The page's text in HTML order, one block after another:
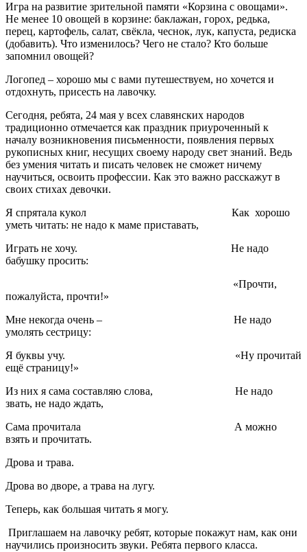
Игра на развитие зрительной памяти «Корзина с овощами».
Не менее 10 овощей в корзине: баклажан, горох, редька,
перец, картофель, салат, свёкла, чеснок, лук, капуста, редиска
(добавить). Что изменилось? Чего не стало? Кто больше
запомнил овощей?
Логопед – хорошо мы с вами путешествуем, но хочется и
отдохнуть, присесть на лавочку.
Сегодня, ребята, 24 мая у всех славянских народов
традиционно отмечается как праздник приуроченный к
началу возникновения письменности, появления первых
рукописных книг, несущих своему народу свет знаний. Ведь
без умения читать и писать человек не сможет ничему
научиться, освоить профессии. Как это важно расскажут в
своих стихах девочки.
Я спрятала кукол Как хорошо
уметь читать: не надо к маме приставать,
Играть не хочу. Не надо
бабушку просить:
«Прочти,
пожалуйста, прочти!»
Мне некогда очень – Не надо
умолять сестрицу:
Я буквы учу. «Ну прочитай
ещё страницу!»
Из них я сама составляю слова, Не надо
звать, не надо ждать,
Сама прочитала А можно
взять и прочитать.
Дрова и трава.
Дрова во дворе, а трава на лугу.
Теперь, как большая читать я могу.
Приглашаем на лавочку ребят, которые покажут нам, как они
научились произносить звуки. Ребята первого класса.